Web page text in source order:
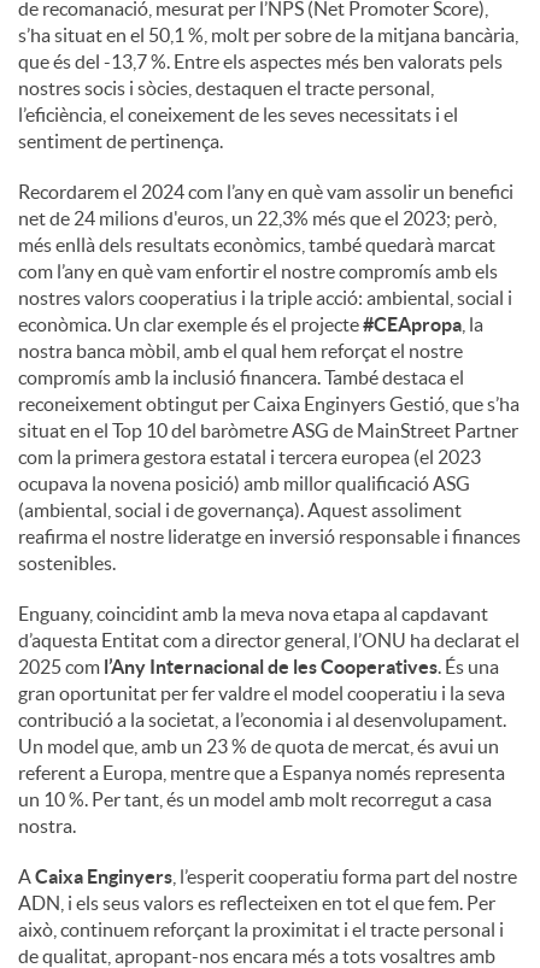
de recomanació, mesurat per l’NPS (Net Promoter Score),
s’ha situat en el 50,1 %, molt per sobre de la mitjana bancària,
que és del -13,7 %. Entre els aspectes més ben valorats pels
nostres socis i sòcies, destaquen el tracte personal,
l’eficiència, el coneixement de les seves necessitats i el
sentiment de pertinença.
Recordarem el 2024 com l’any en què vam assolir un benefici
net de 24 milions d'euros, un 22,3% més que el 2023; però,
més enllà dels resultats econòmics, també quedarà marcat
com l’any en què vam enfortir el nostre compromís amb els
nostres valors cooperatius i la triple acció: ambiental, social i
econòmica. Un clar exemple és el projecte#CEApropa , la
nostra banca mòbil, amb el qual hem reforçat el nostre
compromís amb la inclusió financera. També destaca el
reconeixement obtingut per Caixa Enginyers Gestió, que s’ha
situat en el Top 10 del baròmetre ASG de MainStreet Partner
com la primera gestora estatal i tercera europea (el 2023
ocupava la novena posició) amb millor qualificació ASG
(ambiental, social i de governança). Aquest assoliment
reafirma el nostre lideratge en inversió responsable i finances
sostenibles.
Enguany, coincidint amb la meva nova etapa al capdavant
d’aquesta Entitat com a director general, l’ONU ha declarat el
2025 com l’Any Internacional de les Cooperatives. És una
gran oportunitat per fer valdre el model cooperatiu i la seva
contribució a la societat, a l’economia i al desenvolupament.
Un model que, amb un 23 % de quota de mercat, és avui un
referent a Europa, mentre que a Espanya només representa
un 10 %. Per tant, és un model amb molt recorregut a casa
nostra.
ACaixa Enginyers , l’esperit cooperatiu forma part del nostre
ADN, i els seus valors es reflecteixen en tot el que fem. Per
això, continuem reforçant la proximitat i el tracte personal i
de qualitat, apropant-nos encara més a tots vosaltres amb